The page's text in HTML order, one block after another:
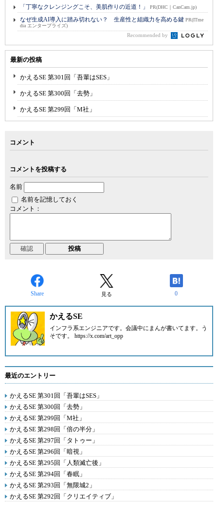
「丁寧なクレンジングこそ、美肌作りの近道！」 PR(DHC｜CanCam.jp)
なぜ生成AI導入に踏み切れない？ 生産性と組織力を高める鍵 PR(ITme
dia エンタープライズ)
Recommended by
最新の投稿
かえるSE 第301回「吾輩はSES」
かえるSE 第300回「去勢」
かえるSE 第299回「M社」
コメント
コメントを投稿する
名前
名前を記憶しておく
コメント：
Share 見る 0
かえるSE
インフラ系エンジニアです。会議中にまんが書いてます。う
そです。 https://x.com/art_opp
最近のエントリー
かえるSE 第301回「吾輩はSES」
かえるSE 第300回「去勢」
かえるSE 第299回「M社」
かえるSE 第298回「倍の半分」
かえるSE 第297回「タトゥー」
かえるSE 第296回「暗視」
かえるSE 第295回「人類滅亡後」
かえるSE 第294回「春眠」
かえるSE 第293回「無限城2」
かえるSE 第292回「クリエイティブ」